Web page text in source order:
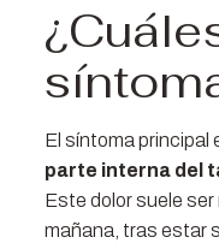
El síntoma principal
parte interna del
Este dolor suele ser
mañana, tras estar